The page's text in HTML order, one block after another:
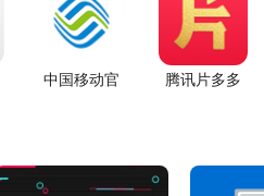
中国移动官
腾讯片多多